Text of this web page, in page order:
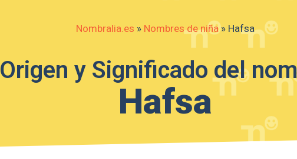
Nombralia.es » Nombres de niña» Hafsa
Origen y Significado del
Hafsa